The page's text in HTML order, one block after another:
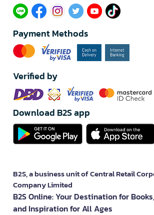
Payment Methods
Verified by
Download B2S app
B2S, a business unit of Central Retail
Company Limited
B2S Online: Your Destination for
and Inspiration for All Ages